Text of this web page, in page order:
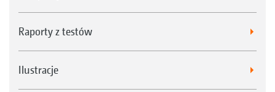
Raporty z testów
Ilustracje